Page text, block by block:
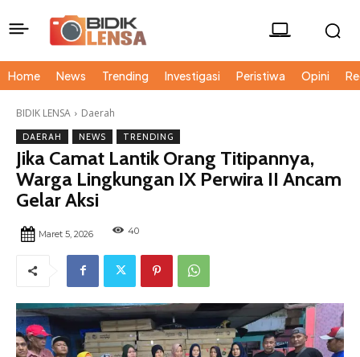
Home News Trending Investigasi Peristiwa Opini
BIDIK LENSA Daerah
DAERAH NEWS TRENDING
Jika Camat Lantik Orang Titipannya,
Warga Lingkungan IX Perwira II Ancam
Gelar Aksi
Maret 5, 2026 40